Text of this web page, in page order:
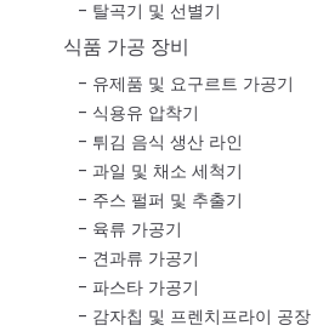
탈곡기 및 선별기
식품 가공 장비
유제품 및 요구르트 가공기
식용유 압착기
튀김 음식 생산 라인
과일 및 채소 세척기
주스 펄퍼 및 추출기
육류 가공기
견과류 가공기
파스타 가공기
감자칩 및 프렌치프라이 공장